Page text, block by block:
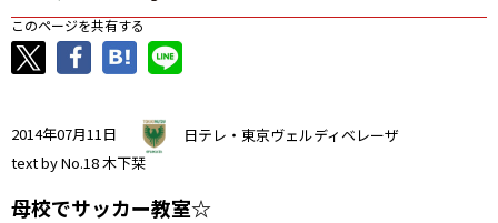
このページを共有する
2014年07月11日
日テレ・東京ヴェルディベレーザ
text by No.18 木下栞
母校でサッカー教室☆